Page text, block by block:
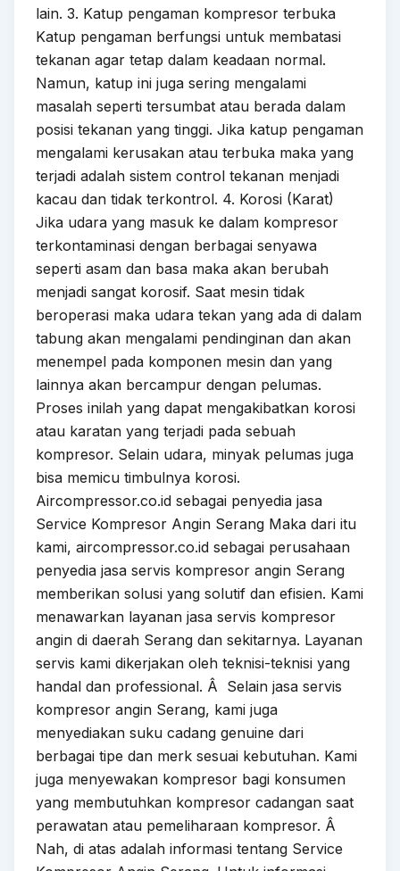
lain. 3. Katup pengaman kompresor terbuka
Katup pengaman berfungsi untuk membatasi
tekanan agar tetap dalam keadaan normal.
Namun, katup ini juga sering mengalami
masalah seperti tersumbat atau berada dalam
posisi tekanan yang tinggi. Jika katup pengaman
mengalami kerusakan atau terbuka maka yang
terjadi adalah sistem control tekanan menjadi
kacau dan tidak terkontrol. 4. Korosi (Karat)
Jika udara yang masuk ke dalam kompresor
terkontaminasi dengan berbagai senyawa
seperti asam dan basa maka akan berubah
menjadi sangat korosif. Saat mesin tidak
beroperasi maka udara tekan yang ada di dalam
tabung akan mengalami pendinginan dan akan
menempel pada komponen mesin dan yang
lainnya akan bercampur dengan pelumas.
Proses inilah yang dapat mengakibatkan korosi
atau karatan yang terjadi pada sebuah
kompresor. Selain udara, minyak pelumas juga
bisa memicu timbulnya korosi.
Aircompressor.co.id sebagai penyedia jasa
Service Kompresor Angin Serang Maka dari itu
kami, aircompressor.co.id sebagai perusahaan
penyedia jasa servis kompresor angin Serang
memberikan solusi yang solutif dan efisien. Kami
menawarkan layanan jasa servis kompresor
angin di daerah Serang dan sekitarnya. Layanan
servis kami dikerjakan oleh teknisi-teknisi yang
handal dan professional. Â Selain jasa servis
kompresor angin Serang, kami juga
menyediakan suku cadang genuine dari
berbagai tipe dan merk sesuai kebutuhan. Kami
juga menyewakan kompresor bagi konsumen
yang membutuhkan kompresor cadangan saat
perawatan atau pemeliharaan kompresor. Â
Nah, di atas adalah informasi tentang Service